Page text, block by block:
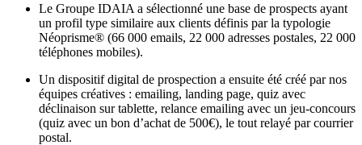
Le Groupe IDAIA a sélectionné une base de prospects ayant
un profil type similaire aux clients définis par la typologie
Néoprisme® (66 000 emails, 22 000 adresses postales, 22 000
téléphones mobiles).
Un dispositif digital de prospection a ensuite été créé par nos
équipes créatives : emailing, landing page, quiz avec
déclinaison sur tablette, relance emailing avec un jeu-concours
(quiz avec un bon d’achat de 500€), le tout relayé par courrier
postal.